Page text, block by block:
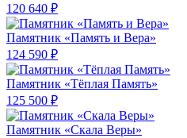
120 640 ₽
Памятник «Память и Вера»
124 590 ₽
Памятник «Тёплая Память»
125 500 ₽
Памятник «Скала Веры»